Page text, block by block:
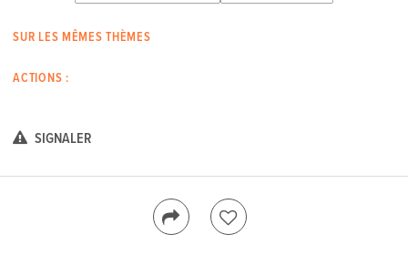
SUR LES MÊMES THÈMES
ACTIONS :
SIGNALER